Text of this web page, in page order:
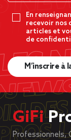
En
recevoir nos
articles et
de
M’inscrire à
GiFi
Professionnels,